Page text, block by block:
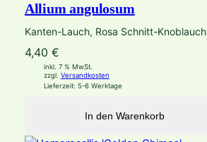
Allium angulosum
Kanten-Lauch, Rosa Schnitt-Knoblauch
4,40 €
inkl. 7 % MwSt.
zzgl. Versandkosten
Lieferzeit: 5-6 Werktage
In den Warenkorb